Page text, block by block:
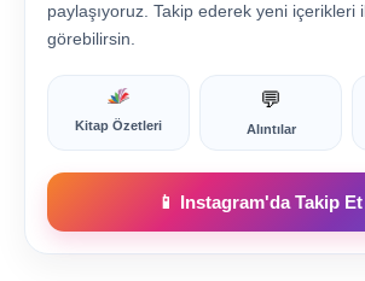
paylaşıyoruz. Takip ederek yeni içerikleri
görebilirsin.
Kitap Özetleri
💬
Alıntılar
📱 Instagram'da Takip